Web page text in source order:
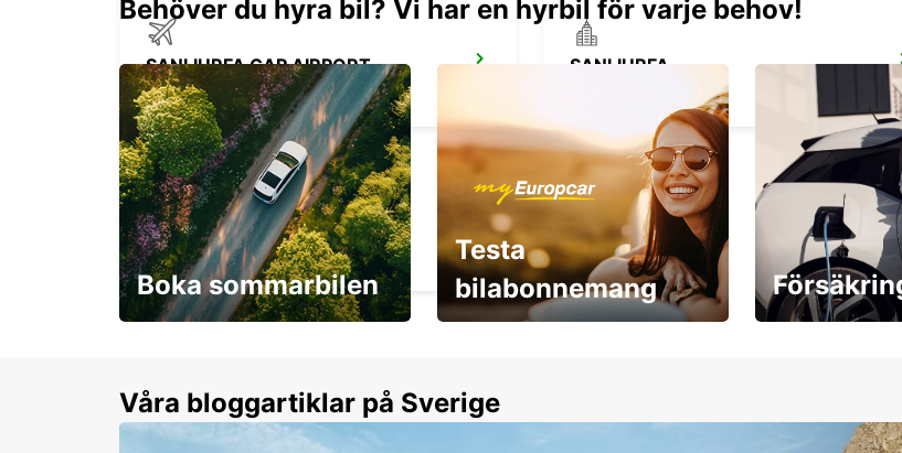
SANLIURFA GAP AIRPORT
SANLIURFA - TURKEY
SANLIURFA
SANLIURFA - TURKEY
MARDIN AIRPORT
MARDIN - TURKEY
Behöver du hyra bil? Vi har en hyrbil för varje behov!
Boka sommarbilen
Testa
bilabonnemang
Våra bloggartiklar på Sverige